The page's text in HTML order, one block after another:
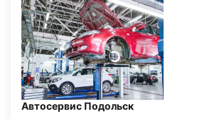
Автосервис Подольск